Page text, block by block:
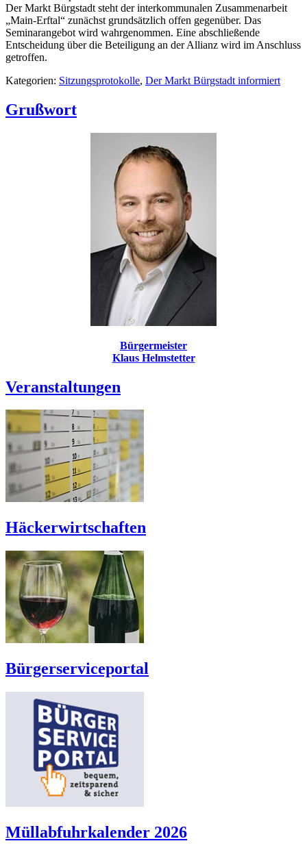
Der Markt Bürgstadt steht der interkommunalen Zusammenarbeit
„Main-Erftal“ zunächst grundsätzlich offen gegenüber. Das
Seminarangebot wird wahrgenommen. Eine abschließende
Entscheidung über die Beteiligung an der Allianz wird im Anschluss
getroffen.
Kategorien: Sitzungsprotokolle, Der Markt Bürgstadt informiert
Grußwort
Bürgermeister
Klaus Helmstetter
Veranstaltungen
Häckerwirtschaften
Bürgerserviceportal
Müllabfuhrkalender 2026